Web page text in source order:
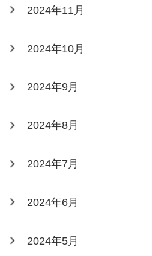
2024年11月
2024年10月
2024年9月
2024年8月
2024年7月
2024年6月
2024年5月